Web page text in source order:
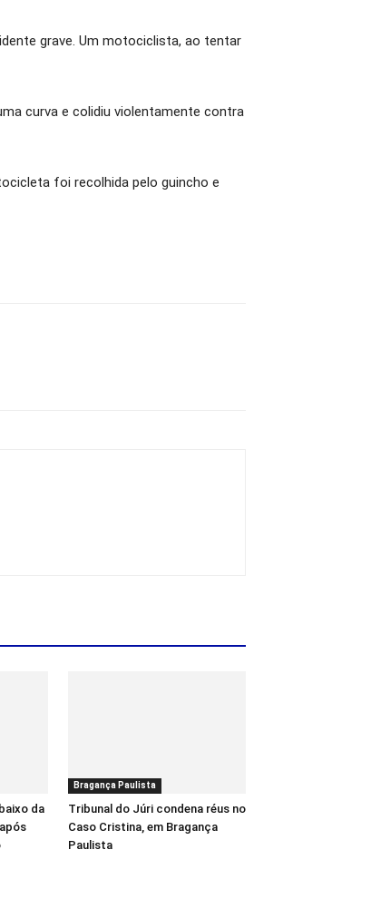
grave. Um motociclista, ao tentar
curva e colidiu violentamente contra
foi recolhida pelo guincho e
da
Bragança Paulista
Tribunal do Júri condena réus no
Caso Cristina, em Bragança
Paulista